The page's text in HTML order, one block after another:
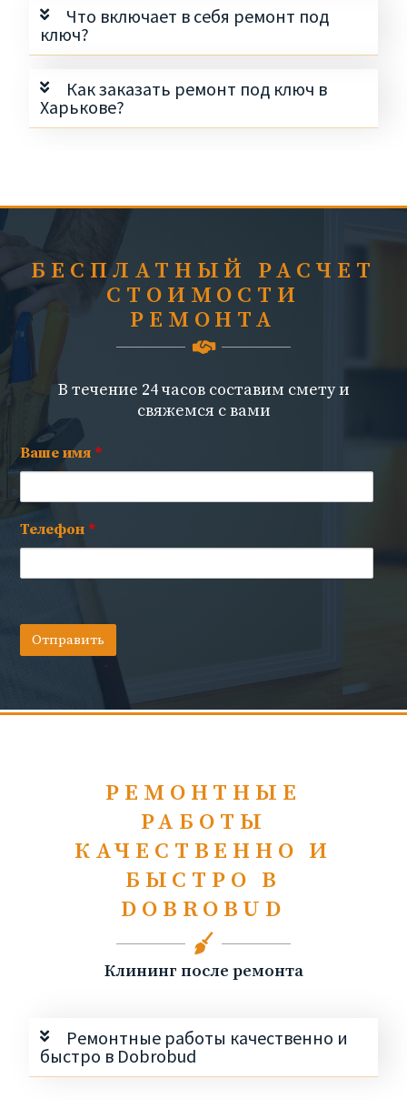
Что включает в себя ремонт под
ключ?
Как заказать ремонт под ключ в
Харькове?
БЕСПЛАТНЫЙ РАСЧЕТ
СТОИМОСТИ
РЕМОНТА
В течение 24 часов составим смету и
свяжемся с вами
Ваше имя *
Телефон *
РЕМОНТНЫЕ
РАБОТЫ
КАЧЕСТВЕННО И
БЫСТРО В
DOBROBUD
Клининг после ремонта
Ремонтные работы качественно и
быстро в Dobrobud